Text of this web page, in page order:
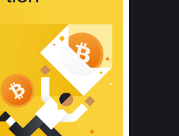
ngăn ngừa tình trạng kích
và nấm mốc trong điều kiện
nóng ẩm. Bạn có thể tìm hiểu
nghiên cứu khoa học về tác
giấc ngủ và môi trường
ngủ đối với sức khỏe con
tại Sleep Foundation (External
có cái nhìn toàn diện hơn.
tiêu chí vàng khi lựa chọn
gối đệm cao cấp cho phòng